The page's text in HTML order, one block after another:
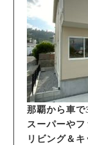
那覇から車で
スーパーやフ
リビング＆